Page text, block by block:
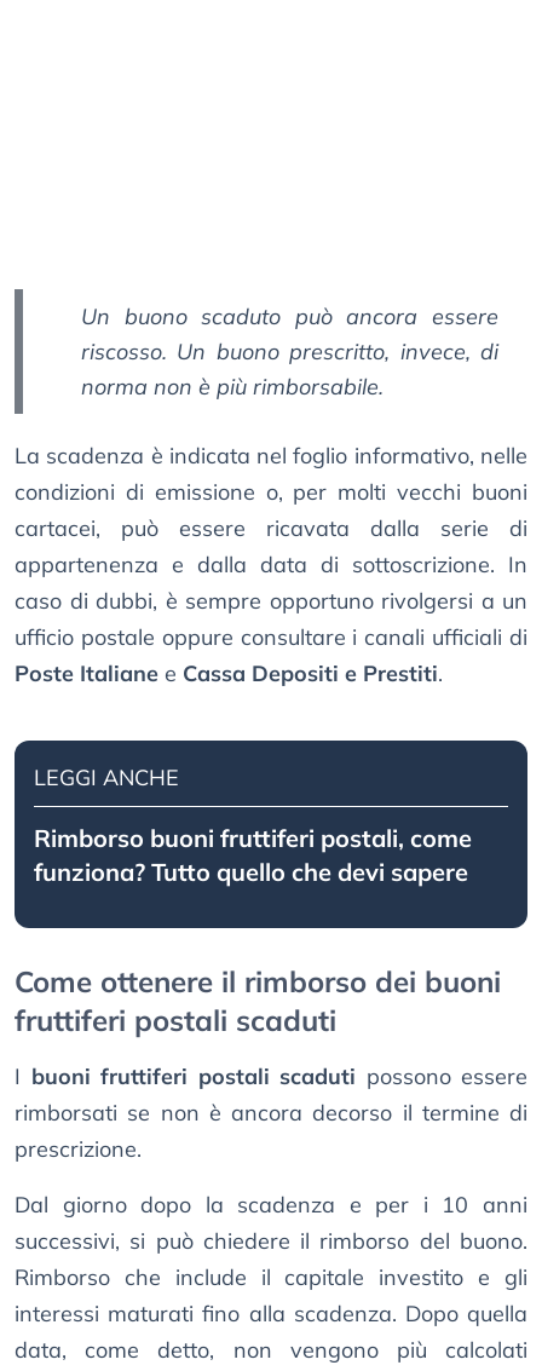
Un buono scaduto può ancora essere
riscosso. Un buono prescritto, invece, di
norma non è più rimborsabile.
La scadenza è indicata nel foglio informativo, nelle
condizioni di emissione o, per molti vecchi buoni
cartacei, può essere ricavata dalla serie di
appartenenza e dalla data di sottoscrizione. In
caso di dubbi, è sempre opportuno rivolgersi a un
ufficio postale oppure consultare i canali ufficiali di
Poste Italiane e Cassa Depositi e Prestiti.
LEGGI ANCHE
Rimborso buoni fruttiferi postali, come
funziona? Tutto quello che devi sapere
Come ottenere il rimborso dei buoni
fruttiferi postali scaduti
I buoni fruttiferi postali scaduti possono essere
rimborsati se non è ancora decorso il termine di
prescrizione.
Dal giorno dopo la scadenza e per i 10 anni
successivi, si può chiedere il rimborso del buono.
Rimborso che include il capitale investito e gli
interessi maturati fino alla scadenza. Dopo quella
data, come detto, non vengono più calcolati